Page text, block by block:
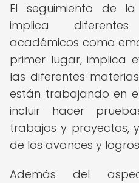
El seguimiento de
implica
académicos como
primer lugar, implica
las diferentes
están trabajando en
incluir hacer
trabajos y proyectos,
de los avances y
Además del